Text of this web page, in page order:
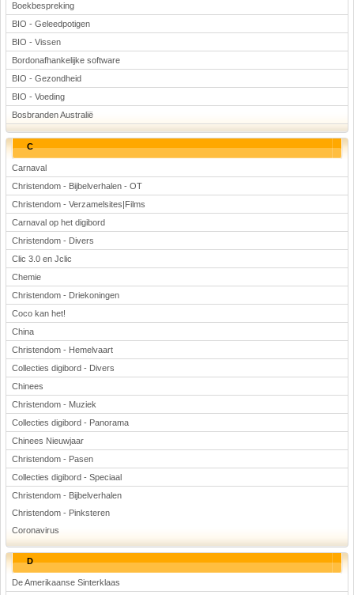
Boekbespreking
BIO - Geleedpotigen
BIO - Vissen
Bordonafhankelijke software
BIO - Gezondheid
BIO - Voeding
Bosbranden Australië
C
Carnaval
Christendom - Bijbelverhalen - OT
Christendom - Verzamelsites|Films
Carnaval op het digibord
Christendom - Divers
Clic 3.0 en Jclic
Chemie
Christendom - Driekoningen
Coco kan het!
China
Christendom - Hemelvaart
Collecties digibord - Divers
Chinees
Christendom - Muziek
Collecties digibord - Panorama
Chinees Nieuwjaar
Christendom - Pasen
Collecties digibord - Speciaal
Christendom - Bijbelverhalen
Christendom - Pinksteren
Coronavirus
D
De Amerikaanse Sinterklaas